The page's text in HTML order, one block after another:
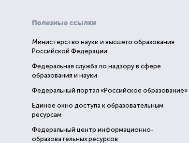
Полезные ссылки
Министерство науки и высшего образования
Российской Федерации
Федеральная служба по надзору в сфере
образования и науки
Федеральный портал «Российское образование»
Единое окно доступа к образовательным
ресурсам
Федеральный центр информационно-
образовательных ресурсов